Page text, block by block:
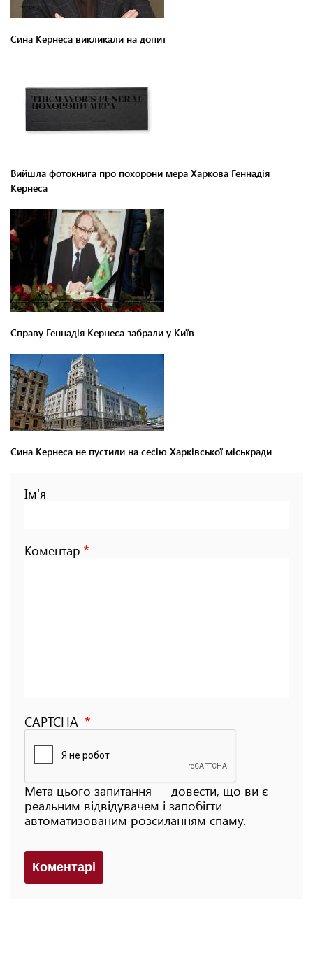
Сина Кернеса викликали на допит
Вийшла фотокнига про похорони мера Харкова Геннадія
Кернеса
Справу Геннадія Кернеса забрали у Київ
Сина Кернеса не пустили на сесію Харківської міськради
Ім'я
Коментар
CAPTCHA
Мета цього запитання — довести, що ви є
реальним відвідувачем і запобігти
автоматизованим розсиланням спаму.
Коментарi